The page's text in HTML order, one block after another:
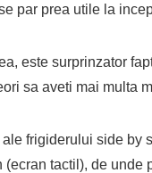
par prea utile la
este surprinzator
sa aveti mai multa
frigiderului side by
(ecran tactil), de unde